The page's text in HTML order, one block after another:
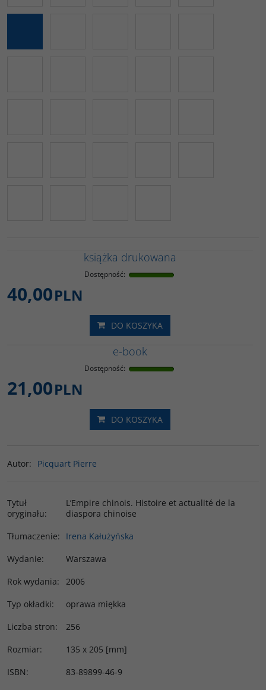
książka drukowana
Dostępność:
40,00PLN
DO KOSZYKA
e-book
Dostępność:
21,00PLN
DO KOSZYKA
Autor: Picquart Pierre
Tytuł
oryginału:
L’Empire chinois. Histoire et actualité de la
diaspora chinoise
Tłumaczenie:
Irena Kałużyńska
Wydanie:
Warszawa
Rok wydania:
2006
Typ okładki:
oprawa miękka
Liczba stron:
256
Rozmiar:
135 x 205 [mm]
ISBN: 83-89899-46-9